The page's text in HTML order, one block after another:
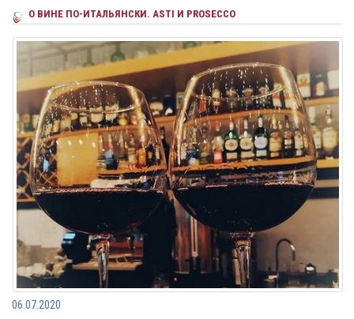
О ВИНЕ ПО-ИТАЛЬЯНСКИ. ASTI И PROSECCO
06.07.2020